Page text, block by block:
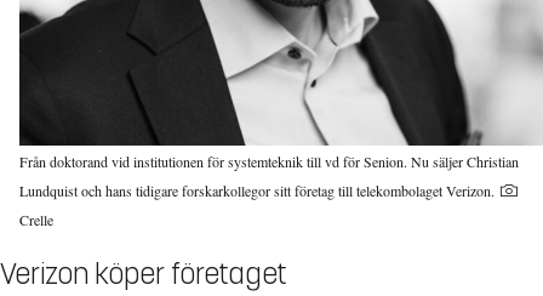
Från doktorand vid institutionen för systemteknik till vd för Senion. Nu säljer Christian
Lundquist och hans tidigare forskarkollegor sitt företag till telekombolaget Verizon.
Crelle
Verizon köper företaget